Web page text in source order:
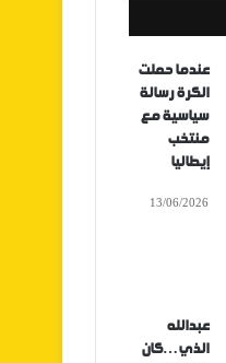
عندما حملت
الكرة رسالة
سياسية مع
منتخب
إيطاليا
13/06/2026
عبدالله
الذي…كان